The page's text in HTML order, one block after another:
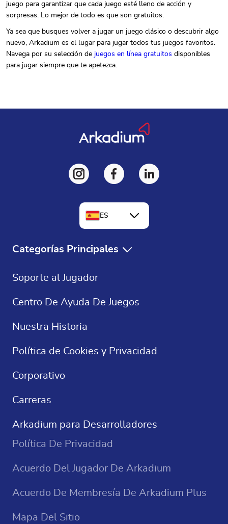
juego para garantizar que cada juego esté lleno de acción y
sorpresas. Lo mejor de todo es que son gratuitos.
Ya sea que busques volver a jugar un juego clásico o descubrir algo
nuevo, Arkadium es el lugar para jugar todos tus juegos favoritos.
Navega por su selección de juegos en línea gratuitos disponibles
para jugar siempre que te apetezca.
Categorías Principales
Soporte al Jugador
Centro De Ayuda De Juegos
Nuestra Historia
Política de Cookies y Privacidad
ES
Corporativo
Carreras
Arkadium para Desarrolladores
Política De Privacidad
Acuerdo Del Jugador De Arkadium
Acuerdo De Membresía De Arkadium Plus
Mapa Del Sitio